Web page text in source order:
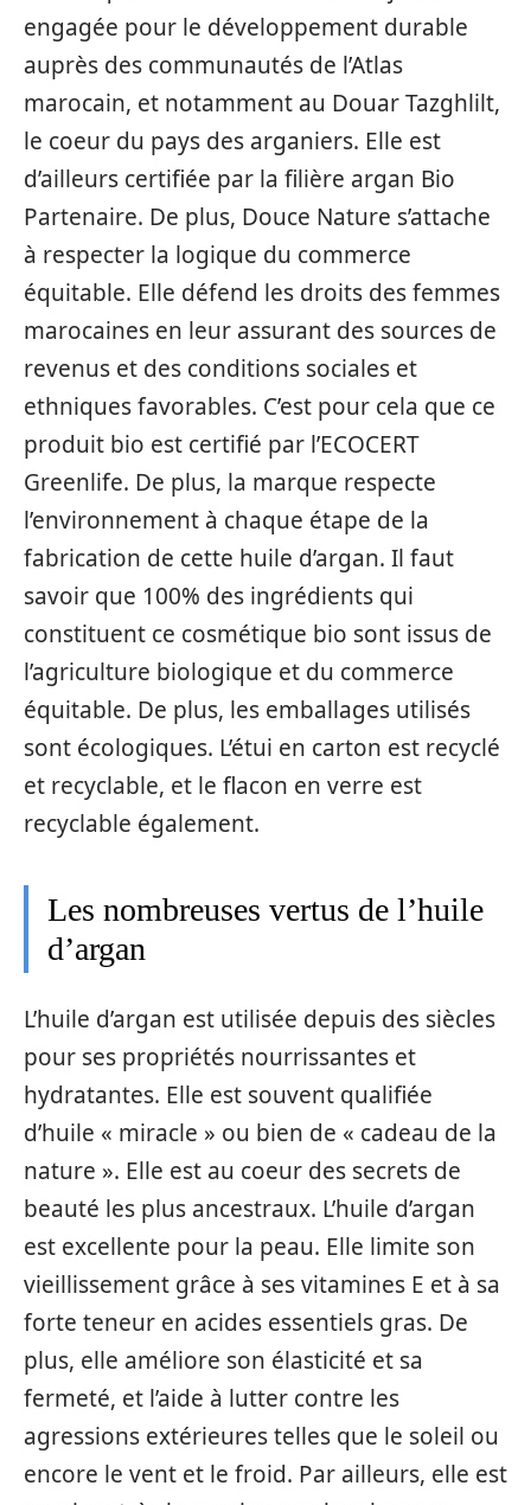
engagée pour le développement durable
auprès des communautés de l’Atlas
marocain, et notamment au Douar Tazghlilt,
le coeur du pays des arganiers. Elle est
d’ailleurs certifiée par la filière argan Bio
Partenaire. De plus, Douce Nature s’attache
à respecter la logique du commerce
équitable. Elle défend les droits des femmes
marocaines en leur assurant des sources de
revenus et des conditions sociales et
ethniques favorables. C’est pour cela que ce
produit bio est certifié par l’ECOCERT
Greenlife. De plus, la marque respecte
l’environnement à chaque étape de la
fabrication de cette huile d’argan. Il faut
savoir que 100% des ingrédients qui
constituent ce cosmétique bio sont issus de
l’agriculture biologique et du commerce
équitable. De plus, les emballages utilisés
sont écologiques. L’étui en carton est recyclé
et recyclable, et le flacon en verre est
recyclable également.
Les nombreuses vertus de l’huile
d’argan
L’huile d’argan est utilisée depuis des siècles
pour ses propriétés nourrissantes et
hydratantes. Elle est souvent qualifiée
d’huile « miracle » ou bien de « cadeau de la
nature ». Elle est au coeur des secrets de
beauté les plus ancestraux. L’huile d’argan
est excellente pour la peau. Elle limite son
vieillissement grâce à ses vitamines E et à sa
forte teneur en acides essentiels gras. De
plus, elle améliore son élasticité et sa
fermeté, et l’aide à lutter contre les
agressions extérieures telles que le soleil ou
encore le vent et le froid. Par ailleurs, elle est